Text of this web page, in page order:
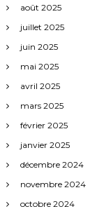
août 2025
juillet 2025
juin 2025
mai 2025
avril 2025
mars 2025
février 2025
janvier 2025
décembre 2024
novembre 2024
octobre 2024